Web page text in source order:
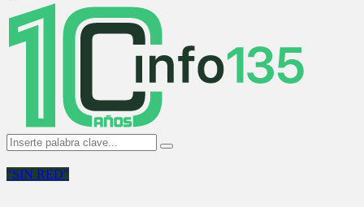
Primary
Menu
Search
for:
Search
"SIN RED"